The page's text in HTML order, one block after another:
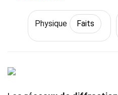
Physique Faits